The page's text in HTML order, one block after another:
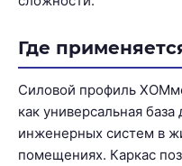
Где
Силовой профиль
как универсальная
инженерных систем в
помещениях. Каркас